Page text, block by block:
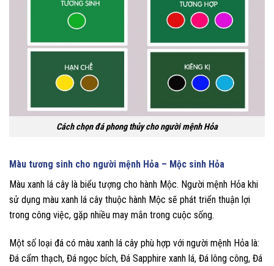
Cách chọn đá phong thủy cho người mệnh Hỏa
Màu tương sinh cho người mệnh Hỏa – Mộc sinh Hỏa
Màu xanh lá cây là biểu tượng cho hành Mộc. Người mệnh Hỏa khi
sử dụng màu xanh lá cây thuộc hành Mộc sẽ phát triển thuận lợi
trong công việc, gặp nhiều may mắn trong cuộc sống.
Một số loại đá có màu xanh lá cây phù hợp với người mệnh Hỏa là:
Đá cẩm thạch, Đá ngọc bích, Đá Sapphire xanh lá, Đá lông công, Đá